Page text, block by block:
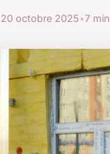
20 octobre 2025•7